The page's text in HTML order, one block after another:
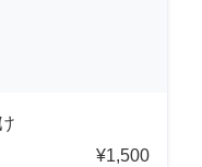
¥1,500